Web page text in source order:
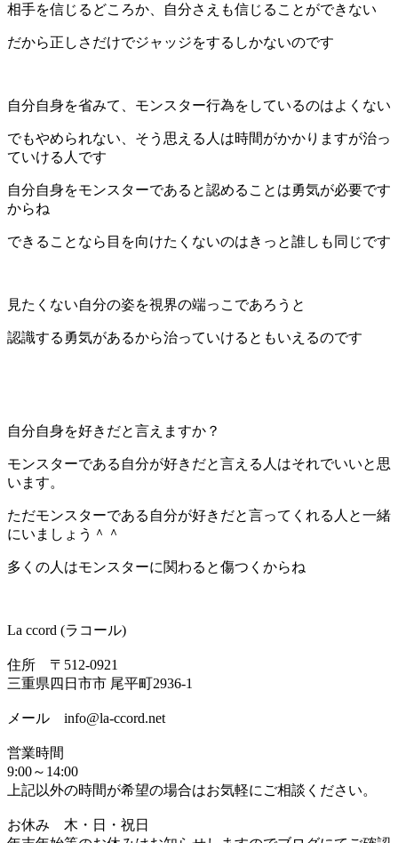
相手を信じるどころか、自分さえも信じることができない
だから正しさだけでジャッジをするしかないのです
自分自身を省みて、モンスター行為をしているのはよくない
でもやめられない、そう思える人は時間がかかりますが治っ
ていける人です
自分自身をモンスターであると認めることは勇気が必要です
からね
できることなら目を向けたくないのはきっと誰しも同じです
見たくない自分の姿を視界の端っこであろうと
認識する勇気があるから治っていけるともいえるのです
自分自身を好きだと言えますか？
モンスターである自分が好きだと言える人はそれでいいと思
います。
ただモンスターである自分が好きだと言ってくれる人と一緒
にいましょう＾＾
多くの人はモンスターに関わると傷つくからね
La ccord (ラコール)
住所 〒512-0921
三重県四日市市 尾平町2936-1
メール info@la-ccord.net
営業時間
9:00～14:00
上記以外の時間が希望の場合はお気軽にご相談ください。
お休み 木・日・祝日